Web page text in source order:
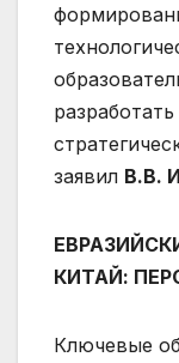
заявил В.В.
КИТАЙ:
Ключевые